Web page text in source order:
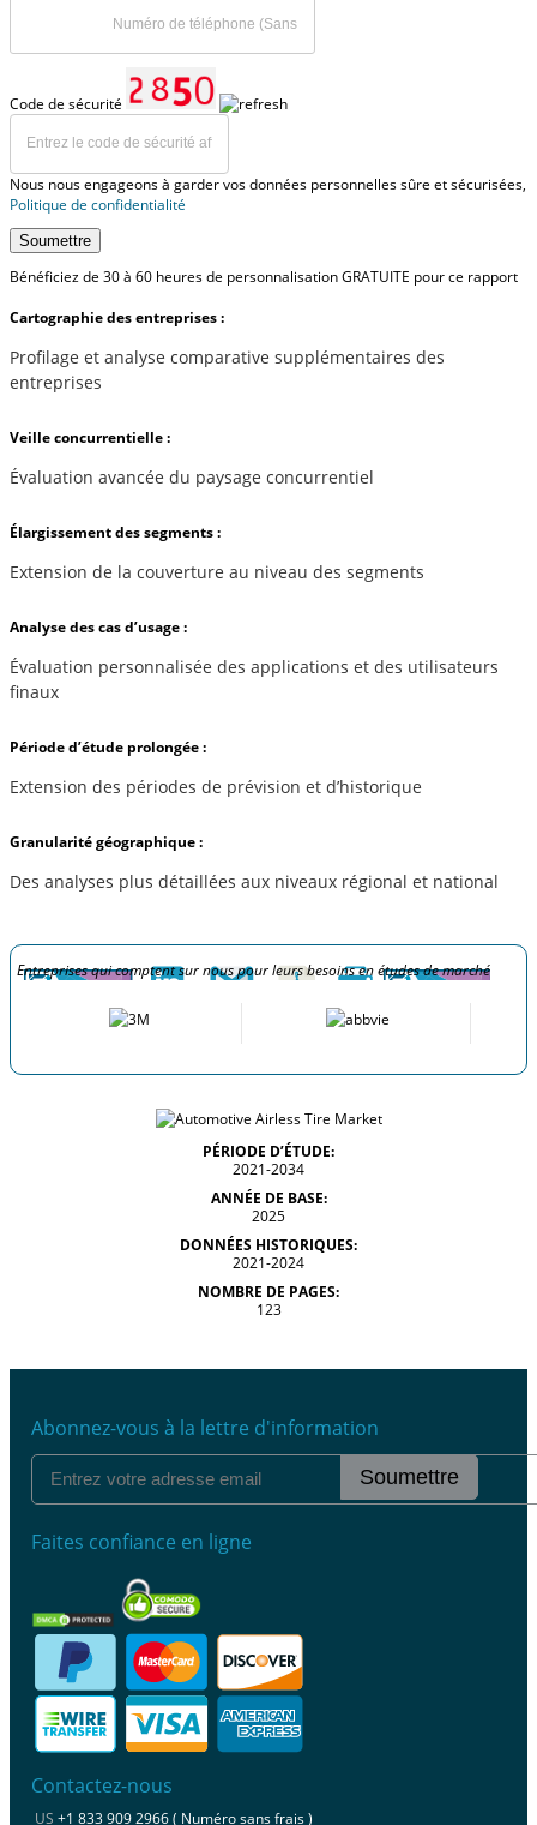
Code de sécurité
Nous nous engageons à garder vos données personnelles sûre et sécurisées,
Politique de confidentialité
Soumettre
Bénéficiez de 30 à 60 heures de personnalisation GRATUITE pour ce rapport
Cartographie des entreprises :
Profilage et analyse comparative supplémentaires des
entreprises
Veille concurrentielle :
Évaluation avancée du paysage concurrentiel
Élargissement des segments :
Extension de la couverture au niveau des segments
Analyse des cas d’usage :
Évaluation personnalisée des applications et des utilisateurs
finaux
Période d’étude prolongée :
Extension des périodes de prévision et d’historique
Granularité géographique :
Des analyses plus détaillées aux niveaux régional et national
Entreprises qui comptent sur nous pour leurs besoins en études de marché
PÉRIODE D’ÉTUDE:
2021-2034
ANNÉE DE BASE:
2025
DONNÉES HISTORIQUES:
2021-2024
NOMBRE DE PAGES:
123
Abonnez-vous à la lettre d'information
Soumettre
Faites confiance en ligne
Contactez-nous
US +1 833 909 2966 ( Numéro sans frais )